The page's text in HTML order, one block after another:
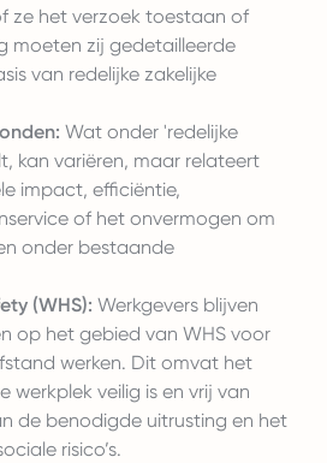
ze het verzoek toestaan of
moeten zij gedetailleerde
van redelijke zakelijke
Wat onder 'redelijke
kan variëren, maar relateert
impact, efficiëntie,
of het onvermogen om
onder bestaande
(WHS): Werkgevers blijven
op het gebied van WHS voor
werken. Dit omvat het
werkplek veilig is en vrij van
de benodigde uitrusting en het
risico’s.